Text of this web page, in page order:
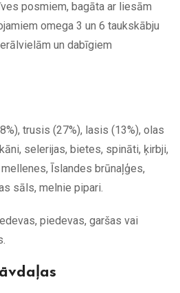
posmiem, bagāta ar liesām
omega 3 un 6 taukskābju
un dabīgiem
trusis (27%), lasis (13%), olas
selerijas, bietes, spināti, ķirbji,
Īslandes brūnaļģes,
sāls, melnie pipari.
piedevas, garšas vai